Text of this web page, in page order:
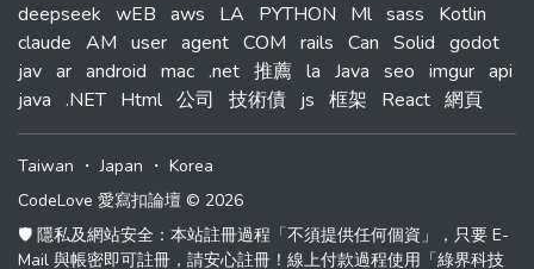
deepseek wEB aws LA PYTHON Ml sass
Kotlin
claude AM user agent COM rails Can Solid godot
jav ar android mac .net 推薦 la Java seo imgur api
java .NET Html 公司 技術債 js 框架 React 網頁
Taiwan ・Japan ・ Korea
CodeLove 愛寫扣論壇 © 2026
🛡️ 隱私及網站安全：本站註冊過程「不須提供任何個資」，只要 E-
Mail 與帳密即可註冊，請安心註冊！線上付款過程使用「綠界科技